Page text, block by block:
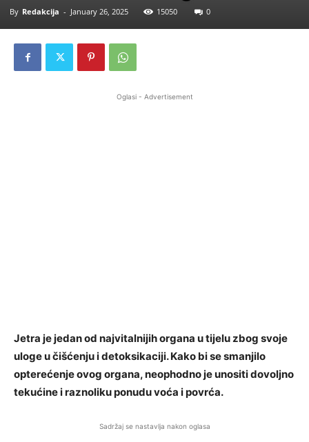
By Redakcija - January 26, 2025 15050 0
Oglasi - Advertisement
Jetra je jedan od najvitalnijih organa u tijelu zbog svoje
uloge u čišćenju i detoksikaciji. Kako bi se smanjilo
opterećenje ovog organa, neophodno je unositi dovoljno
tekućine i raznoliku ponudu voća i povrća.
Sadržaj se nastavlja nakon oglasa